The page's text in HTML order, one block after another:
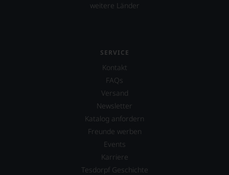
weitere Länder
SERVICE
Kontakt
FAQs
Versand
Newsletter
Katalog anfordern
Freunde werben
Events
Karriere
Tesdorpf Geschichte